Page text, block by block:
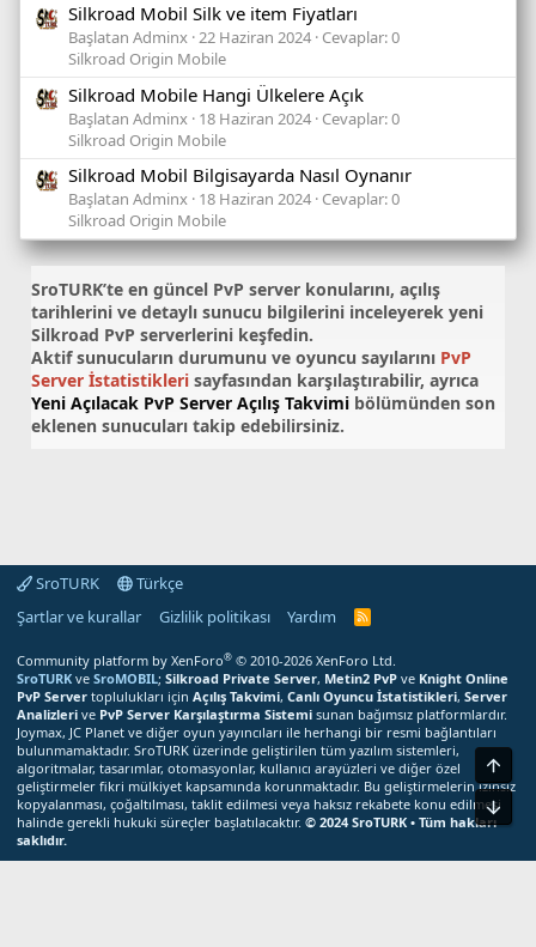
Silkroad Mobil Silk ve item Fiyatları
Başlatan Adminx 22 Haziran 2024 Cevaplar: 0
Silkroad Origin Mobile
Silkroad Mobile Hangi Ülkelere Açık
Başlatan Adminx 18 Haziran 2024 Cevaplar: 0
Silkroad Origin Mobile
Silkroad Mobil Bilgisayarda Nasıl Oynanır
Başlatan Adminx 18 Haziran 2024 Cevaplar: 0
Silkroad Origin Mobile
SroTURK’te en güncel PvP server konularını, açılış
tarihlerini ve detaylı sunucu bilgilerini inceleyerek yeni
Silkroad PvP serverlerini keşfedin.
Aktif sunucuların durumunu ve oyuncu sayılarını PvP
Server İstatistikleri sayfasından karşılaştırabilir, ayrıca
Yeni Açılacak PvP Server Açılış Takvimi bölümünden son
eklenen sunucuları takip edebilirsiniz.
SroTURK
Türkçe
Şartlar ve kurallar
Gizlilik politikası Yardım
S
T
U
R
K
R
S
S
M
e
r
Community platform by XenForo® © 2010-2026 XenForo Ltd.
SroTURK ve SroMOBIL; Silkroad Private Server, Metin2 PvP ve Knight Online
PvP Server toplulukları için Açılış Takvimi, Canlı Oyuncu İstatistikleri, Server
Analizleri ve PvP Server Karşılaştırma Sistemi sunan bağımsız platformlardır.
Joymax, JC Planet ve diğer oyun yayıncıları ile herhangi bir resmi bağlantıları
bulunmamaktadır. SroTURK üzerinde geliştirilen tüm yazılım sistemleri,
algoritmalar, tasarımlar, otomasyonlar, kullanıcı arayüzleri ve diğer özel
geliştirmeler fikri mülkiyet kapsamında korunmaktadır. Bu geliştirmelerin izinsiz
kopyalanması, çoğaltılması, taklit edilmesi veya haksız rekabete konu edilmesi
halinde gerekli hukuki süreçler başlatılacaktır. © 2024 SroTURK • Tüm hakları
saklıdır.